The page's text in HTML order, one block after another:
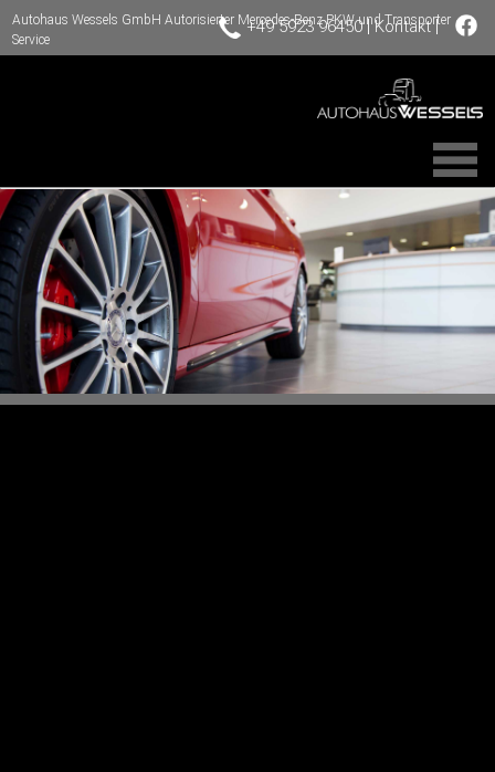
Autohaus Wessels GmbH Autorisierter Mercedes-Benz PKW und Transporter
Service
+49 5923 96450|Kontakt|